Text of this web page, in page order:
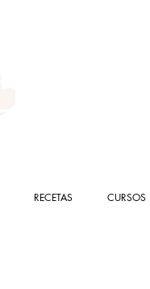
RECETAS CURSOS